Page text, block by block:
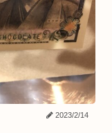
2023/2/14